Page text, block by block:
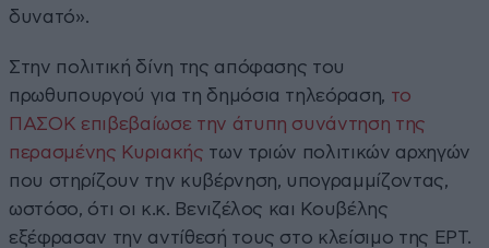
δυνατό».
Στην πολιτική δίνη της απόφασης του
πρωθυπουργού για τη δημόσια τηλεόραση, το
ΠΑΣΟΚ επιβεβαίωσε την άτυπη συνάντηση της
περασμένης Κυριακής των τριών πολιτικών αρχηγών
που στηρίζουν την κυβέρνηση, υπογραμμίζοντας,
ωστόσο, ότι οι κ.κ. Βενιζέλος και Κουβέλης
εξέφρασαν την αντίθεσή τους στο κλείσιμο της ΕΡΤ.